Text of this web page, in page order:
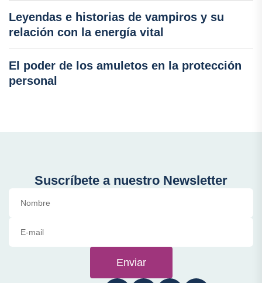
Leyendas e historias de vampiros y su
relación con la energía vital
El poder de los amuletos en la protección
personal
Suscríbete a nuestro Newsletter
Enviar